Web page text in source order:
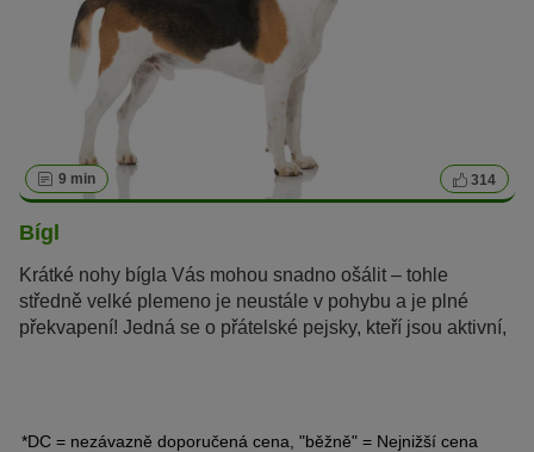
9 min 314
Bígl
Krátké nohy bígla Vás mohou snadno ošálit – tohle
středně velké plemeno je neustále v pohybu a je plné
překvapení! Jedná se o přátelské pejsky, kteří jsou aktivní,
*DC = nezávazně doporučená cena, "běžně" = Nejnižší cena